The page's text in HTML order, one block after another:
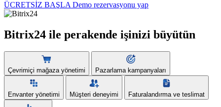
ÜCRETSİZ BAŞLA Demo rezervasyonu yap
Bitrix24 ile perakende işinizi büyütün
Çevrimiçi mağaza yönetimi Pazarlama kampanyaları
Envanter yönetimi Müşteri deneyimi Faturalandırma ve teslimat